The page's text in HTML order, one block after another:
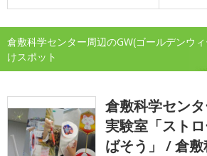
倉敷科学センター周辺のGW(ゴールデンウ
けスポット
倉敷科学セン
実験室「スト
ばそう」 / 倉